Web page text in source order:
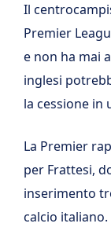
Il
Premier
e non ha mai
inglesi
la cessione in
La Premier
per Frattesi,
inserimento
calcio italiano.